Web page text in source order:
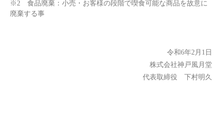
※2 食品廃棄：小売・お客様の段階で喫食可能な商品を故意に
廃棄する事
令和6年2月1日
株式会社神戸風月堂
代表取締役 下村明久